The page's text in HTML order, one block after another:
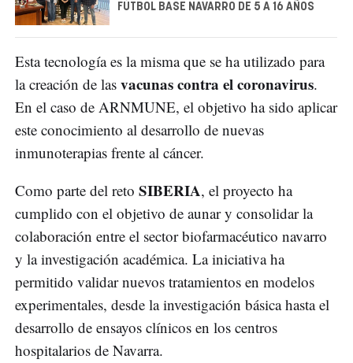
FÚTBOL BASE NAVARRO DE 5 A 16 AÑOS
Esta tecnología es la misma que se ha utilizado para
la creación de las vacunas contra el coronavirus.
En el caso de ARNMUNE, el objetivo ha sido aplicar
este conocimiento al desarrollo de nuevas
inmunoterapias frente al cáncer.
Como parte del reto SIBERIA, el proyecto ha
cumplido con el objetivo de aunar y consolidar la
colaboración entre el sector biofarmacéutico navarro
y la investigación académica. La iniciativa ha
permitido validar nuevos tratamientos en modelos
experimentales, desde la investigación básica hasta el
desarrollo de ensayos clínicos en los centros
hospitalarios de Navarra.